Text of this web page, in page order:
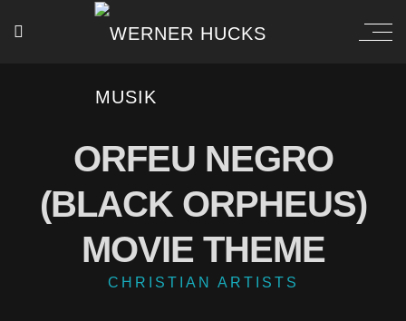
ORFEU NEGRO
(BLACK ORPHEUS)
MOVIE THEME
CHRISTIAN ARTISTS